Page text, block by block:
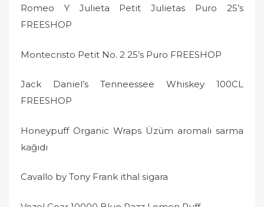
Romeo Y Julieta Petit Julietas Puro 25’s
FREESHOP
Montecristo Petit No. 2 25’s Puro FREESHOP
Jack Daniel’s Tenneessee Whiskey 100CL
FREESHOP
Honeypuff Organic Wraps Üzüm aromalı sarma
kağıdı
Cavallo by Tony Frank ithal sigara